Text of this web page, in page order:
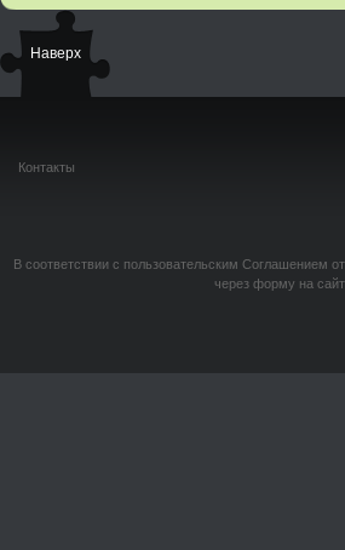
Наверх
Контакты
В соответствии с пользовательским Соглашением
через форму на